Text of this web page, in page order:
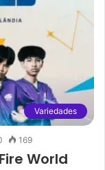
Variedades
169
World